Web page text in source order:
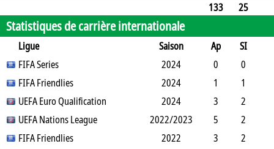
133
25
39
34 9 0 34 1 0
Statistiques de carrière internationale
Ligue Saison Ap
SI
SO
B CR Min
FIFA Series 2024 0
0
0
2 0 0
FIFA Friendlies 2024 1
1
0
3 0 0 0
UEFA Euro Qualification 2024 3
2
1
6 0 0 0 0 82
UEFA Nations League 2022/2023 5
2
3
3 0 0 173
FIFA Friendlies 2022 3
2